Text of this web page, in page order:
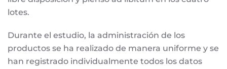
lotes.
Durante el estudio, la administración de los
productos se ha realizado de manera uniforme y se
han registrado individualmente todos los datos